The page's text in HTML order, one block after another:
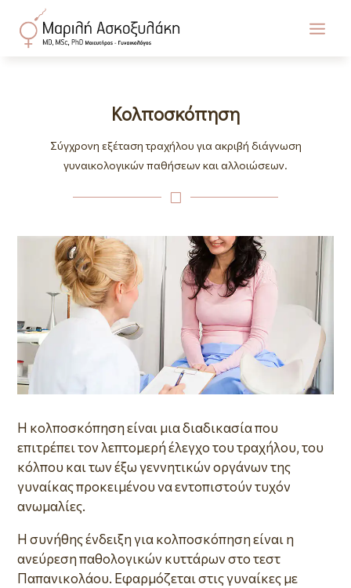
Κολποσκόπηση
Σύγχρονη εξέταση τραχήλου για ακριβή διάγνωση
γυναικολογικών παθήσεων και αλλοιώσεων.
V
Η κολποσκόπηση είναι μια διαδικασία που
επιτρέπει τον λεπτομερή έλεγχο του τραχήλου, του
κόλπου και των έξω γεννητικών οργάνων της
γυναίκας προκειμένου να εντοπιστούν τυχόν
ανωμαλίες.
H συνήθης ένδειξη για κολποσκόπηση είναι η
ανεύρεση παθολογικών κυττάρων στο τεστ
Παπανικολάου. Εφαρμόζεται στις γυναίκες με